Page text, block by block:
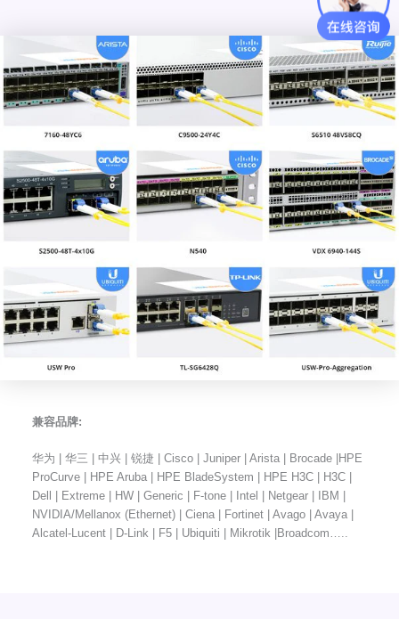
兼容品牌:
华为 | 华三 | 中兴 | 锐捷 | Cisco | Juniper | Arista | Brocade |HPE
ProCurve | HPE Aruba | HPE BladeSystem | HPE H3C | H3C |
Dell | Extreme | HW | Generic | F-tone | Intel | Netgear | IBM |
NVIDIA/Mellanox (Ethernet) | Ciena | Fortinet | Avago | Avaya |
Alcatel-Lucent | D-Link | F5 | Ubiquiti | Mikrotik |Broadcom…..